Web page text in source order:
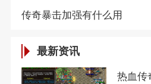
传奇暴击加强有什么用
最新资讯
热血传